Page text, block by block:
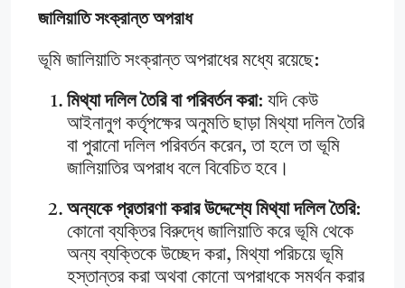
জালিয়াতি সংক্রান্ত অপরাধ
ভূমি জালিয়াতি সংক্রান্ত অপরাধের মধ্যে রয়েছে:
মিথ্যা দলিল তৈরি বা পরিবর্তন করা: যদি কেউ
আইনানুগ কর্তৃপক্ষের অনুমতি ছাড়া মিথ্যা দলিল তৈরি
বা পুরানো দলিল পরিবর্তন করেন, তা হলে তা ভূমি
জালিয়াতির অপরাধ বলে বিবেচিত হবে।
অন্যকে প্রতারণা করার উদ্দেশ্যে মিথ্যা দলিল তৈরি:
কোনো ব্যক্তির বিরুদ্ধে জালিয়াতি করে ভূমি থেকে
অন্য ব্যক্তিকে উচ্ছেদ করা, মিথ্যা পরিচয়ে ভূমি
হস্তান্তর করা অথবা কোনো অপরাধকে সমর্থন করার